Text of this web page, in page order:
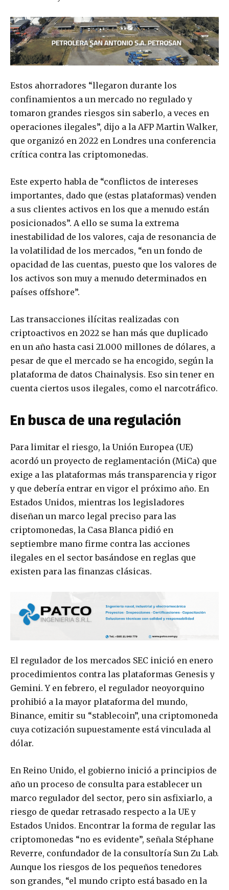
Estos ahorradores “llegaron durante los
confinamientos a un mercado no regulado y
tomaron grandes riesgos sin saberlo, a veces en
operaciones ilegales”, dijo a la AFP Martin Walker,
que organizó en 2022 en Londres una conferencia
crítica contra las criptomonedas.
Este experto habla de “conflictos de intereses
importantes, dado que (estas plataformas) venden
a sus clientes activos en los que a menudo están
posicionados”. A ello se suma la extrema
inestabilidad de los valores, caja de resonancia de
la volatilidad de los mercados, “en un fondo de
opacidad de las cuentas, puesto que los valores de
los activos son muy a menudo determinados en
países offshore”.
Las transacciones ilícitas realizadas con
criptoactivos en 2022 se han más que duplicado
en un año hasta casi 21.000 millones de dólares, a
pesar de que el mercado se ha encogido, según la
plataforma de datos Chainalysis. Eso sin tener en
cuenta ciertos usos ilegales, como el narcotráfico.
En busca de una regulación
Para limitar el riesgo, la Unión Europea (UE)
acordó un proyecto de reglamentación (MiCa) que
exige a las plataformas más transparencia y rigor
y que debería entrar en vigor el próximo año. En
Estados Unidos, mientras los legisladores
diseñan un marco legal preciso para las
criptomonedas, la Casa Blanca pidió en
septiembre mano firme contra las acciones
ilegales en el sector basándose en reglas que
existen para las finanzas clásicas.
El regulador de los mercados SEC inició en enero
procedimientos contra las plataformas Genesis y
Gemini. Y en febrero, el regulador neoyorquino
prohibió a la mayor plataforma del mundo,
Binance, emitir su “stablecoin”, una criptomoneda
cuya cotización supuestamente está vinculada al
dólar.
En Reino Unido, el gobierno inició a principios de
año un proceso de consulta para establecer un
marco regulador del sector, pero sin asfixiarlo, a
riesgo de quedar retrasado respecto a la UE y
Estados Unidos. Encontrar la forma de regular las
criptomonedas “no es evidente”, señala Stéphane
Reverre, confundador de la consultoría Sun Zu Lab.
Aunque los riesgos de los pequeños tenedores
son grandes, “el mundo cripto está basado en la